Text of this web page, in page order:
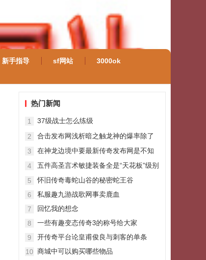
新手指导 sf网站
3000ok
热门新闻
1
37级战士怎么练级
2
合击发布网浅析暗之触龙神的爆率除了
3
在神龙边境中要最新传奇发布网是不知
4
五件高圣言术敏捷装备全是“天花板”级别
5
怀旧传奇毒蛇山谷的秘密蛇王谷
6
私服趣九游战歌网事卖鹿血
7
回忆我的想念
8
一些有趣变态传奇3的称号给大家
9
开传奇平台论皇甫俊良与刺客的单条
10 商城中可以购买哪些物品